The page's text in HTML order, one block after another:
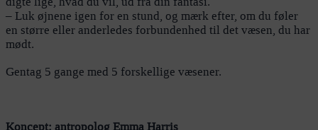
– Luk øjnene igen for en stund, og mærk efter, om du føler
en større eller anderledes forbundenhed til det væsen, du har
mødt.
Gentag 5 gange med 5 forskellige væsener.
Koncept: antropolog Emma Harris